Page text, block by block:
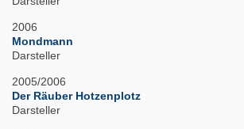
2006
Mondmann
Darsteller
2005/2006
Der Räuber Hotzenplotz
Darsteller